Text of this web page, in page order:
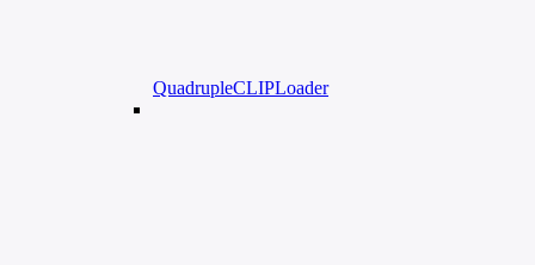
QuadrupleCLIPLoader